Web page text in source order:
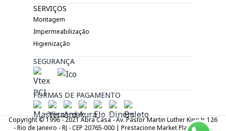
SERVIÇOS
Montagem
Impermeabilização
Higienização
SEGURANÇA
FORMAS DE PAGAMENTO
Copyright © 1996 - 2021 Abra Casa - Av. Pastor Martin Luther King Jr. 126
- Rio de Janeiro - RJ - CEP 20765-000 | Prestacione Market Place LTDA.